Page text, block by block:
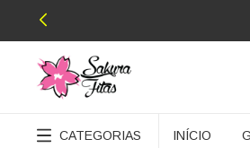
CATEGORIAS INÍCIO